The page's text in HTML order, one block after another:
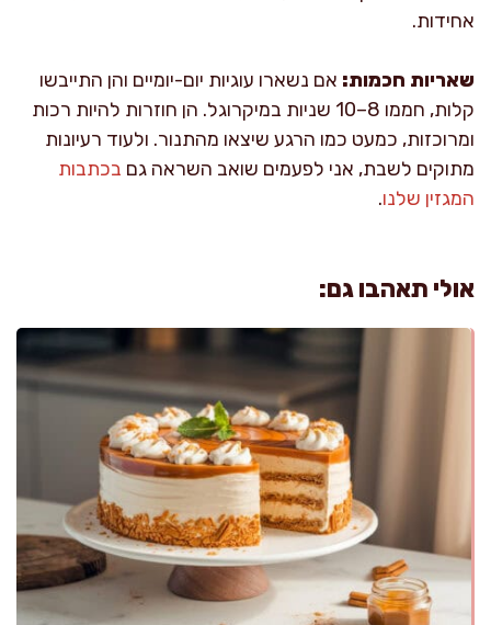
אחידות.
שאריות חכמות: אם נשארו עוגיות יום-יומיים והן התייבשו
קלות, חממו 8–10 שניות במיקרוגל. הן חוזרות להיות רכות
ומרוכזות, כמעט כמו הרגע שיצאו מהתנור. ולעוד רעיונות
מתוקים לשבת, אני לפעמים שואב השראה גם בכתבות
המגזין שלנו.
אולי תאהבו גם: